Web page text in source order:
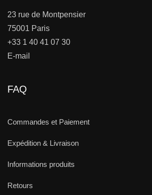
23 rue de Montpensier
75001 Paris
+33 1 40 41 07 30
E-mail
FAQ
Commandes et Paiement
Expédition & Livraison
Informations produits
Retours